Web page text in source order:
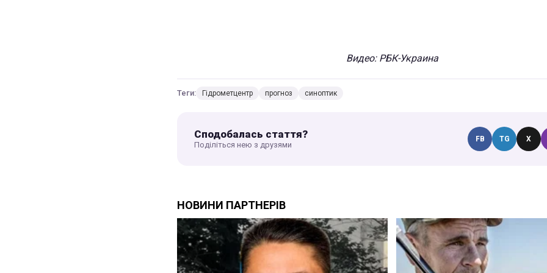
Видео: РБК-Украина
Теги: Гідрометцентр прогноз синоптик
Сподобалась стаття?
Поділіться нею з друзями
FB TG X